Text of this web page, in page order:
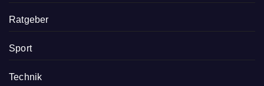
Ratgeber
Sport
Technik